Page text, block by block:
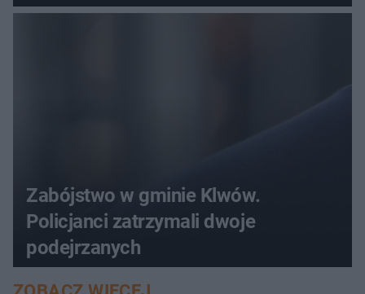
Zabójstwo w gminie Klwów.
Policjanci zatrzymali dwoje
podejrzanych